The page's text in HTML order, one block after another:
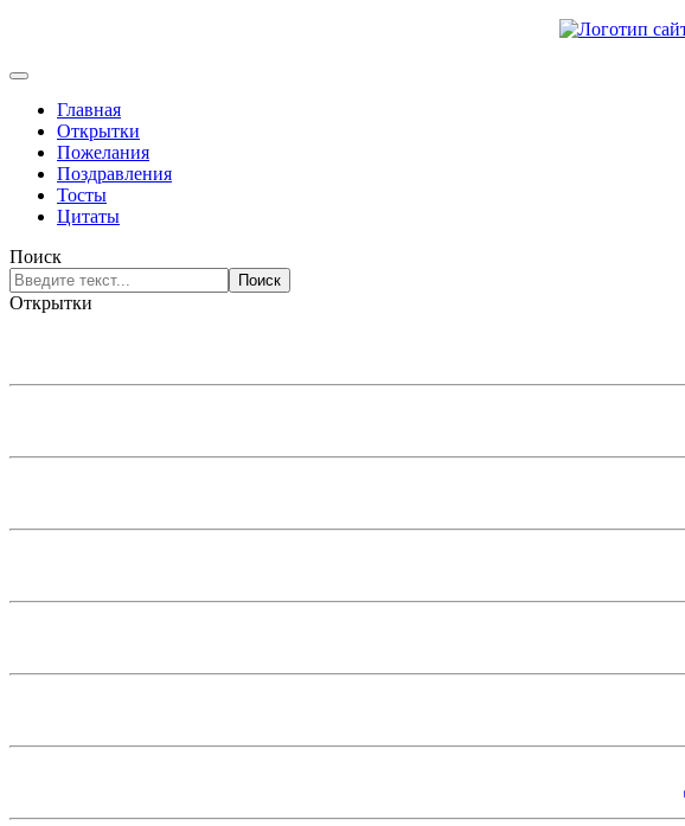
Главная
Открытки
Пожелания
Поздравления
Тосты
Цитаты
Поиск
Поиск
Открытки